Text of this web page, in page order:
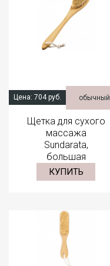
Цена: 704 руб. обычный
Щетка для сухого
массажа
Sundarata,
большая
КУПИТЬ